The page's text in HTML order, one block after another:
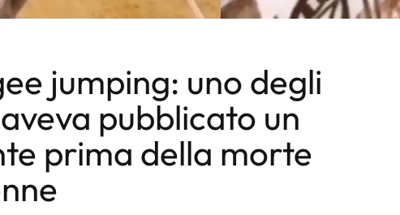
jumping: uno degli
pubblicato un
prima della morte